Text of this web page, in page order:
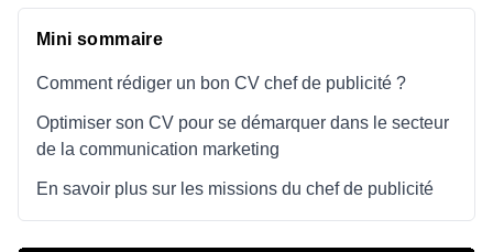
Mini sommaire
Comment rédiger un bon CV chef de publicité ?
Optimiser son CV pour se démarquer dans le secteur
de la communication marketing
En savoir plus sur les missions du chef de publicité